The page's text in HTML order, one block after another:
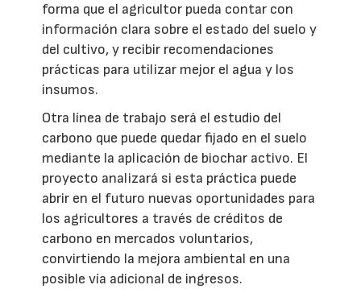
forma que el agricultor pueda contar con
información clara sobre el estado del suelo y
del cultivo, y recibir recomendaciones
prácticas para utilizar mejor el agua y los
insumos.
Otra línea de trabajo será el estudio del
carbono que puede quedar fijado en el suelo
mediante la aplicación de biochar activo. El
proyecto analizará si esta práctica puede
abrir en el futuro nuevas oportunidades para
los agricultores a través de créditos de
carbono en mercados voluntarios,
convirtiendo la mejora ambiental en una
posible vía adicional de ingresos.